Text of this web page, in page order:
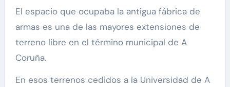
El espacio que ocupaba la antigua fábrica de
armas es una de las mayores extensiones de
terreno libre en el término municipal de A
Coruña.
En esos terrenos cedidos a la Universidad de A